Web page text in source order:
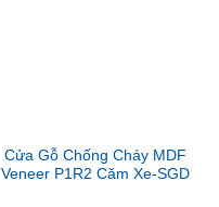
Cửa Gỗ Chống Cháy MDF
Veneer P1R2 Căm Xe-SGD